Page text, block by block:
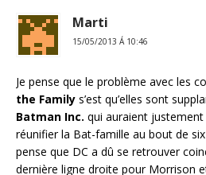
Marti
15/05/2013 Á 10:46
Je pense que le problème avec les
the Family s’est qu’elles sont
Batman Inc. qui auraient
réunifier la Bat-famille au bout de
pense que DC a dû se retrouver
dernière ligne droite pour Morrison